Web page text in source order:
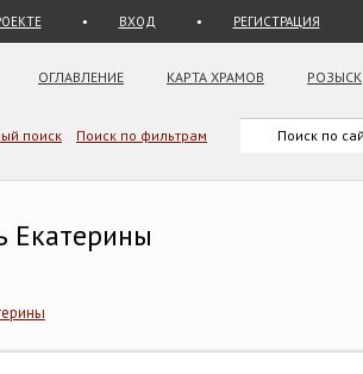
ВХОД РЕГИСТРАЦИЯ
ОГЛАВЛЕНИЕ КАРТА ХРАМОВ РОЗЫСК
поиск Поиск по фильтрам
Екатерины